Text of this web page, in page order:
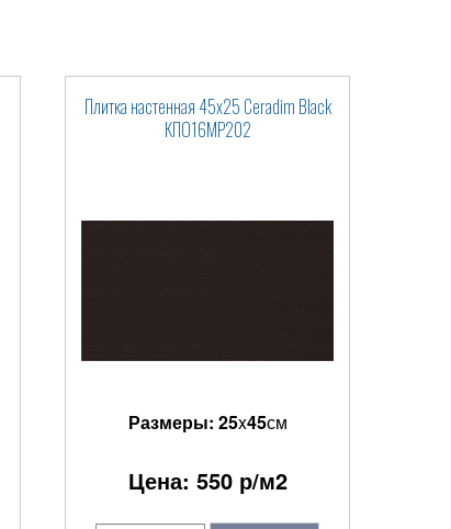
Плитка настенная 45x25 Ceradim Black
КПО16МР202
Размеры: 25x45см
Цена: 550р/м2